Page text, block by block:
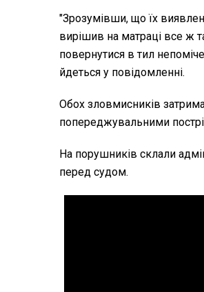
"Зрозумівши, що їх
вирішив на матраці все ж
повернутися в тил
йдеться у повідомленні.
Обох зловмисників
попереджувальними
На порушників склали
перед судом.